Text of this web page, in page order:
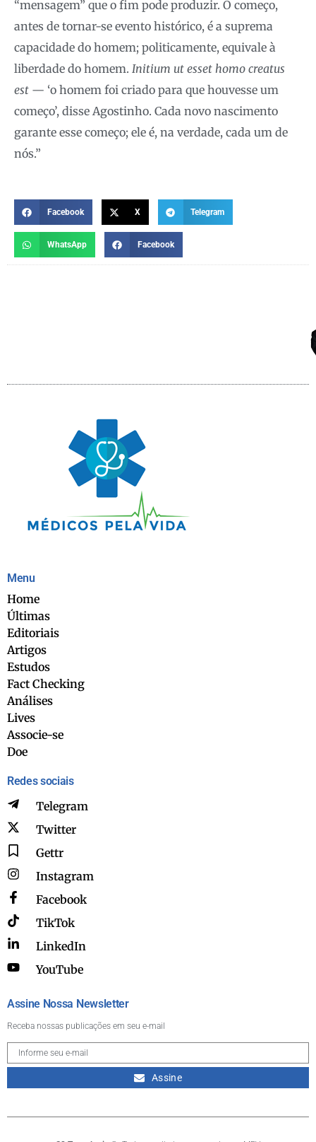
“mensagem” que o fim pode produzir. O começo,
antes de tornar-se evento histórico, é a suprema
capacidade do homem; politicamente, equivale à
liberdade do homem. Initium ut esset homo creatus
est — ‘o homem foi criado para que houvesse um
começo’, disse Agostinho. Cada novo nascimento
garante esse começo; ele é, na verdade, cada um de
nós.”
Facebook X Telegram
WhatsApp Facebook
Menu
Home
Últimas
Editoriais
Artigos
Estudos
Fact Checking
Análises
Lives
Associe-se
Doe
Redes sociais
Telegram
Twitter
Gettr
Instagram
Facebook
TikTok
LinkedIn
YouTube
Assine Nossa Newsletter
Receba nossas publicações em seu e-mail
Assine